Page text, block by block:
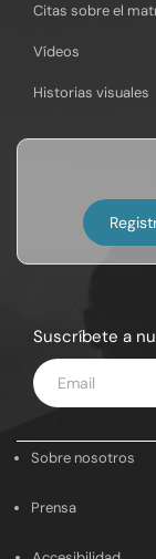
Citas sobre el
Vídeos
Historias visuales
Suscríbete a
Introduce
tu
Sobre nosotros
Prensa